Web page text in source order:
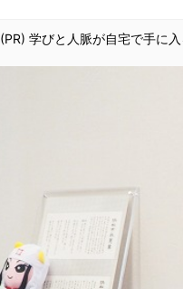
(PR) 学びと人脈が自宅で手に